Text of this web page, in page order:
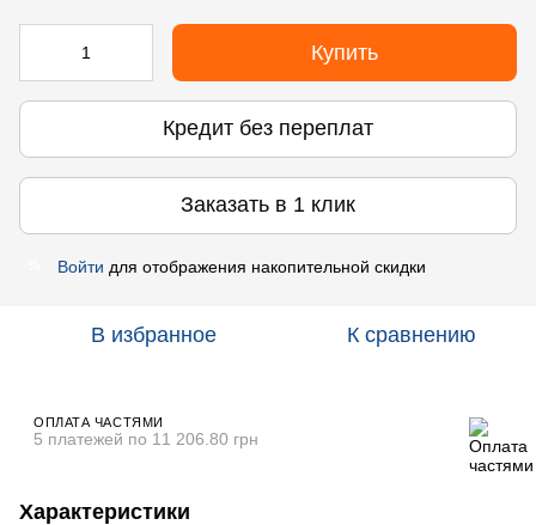
Купить
Кредит без переплат
Заказать в 1 клик
Войти для отображения накопительной скидки
В избранное К сравнению
ОПЛАТА ЧАСТЯМИ
5 платежей по 11 206.80 грн
Характеристики